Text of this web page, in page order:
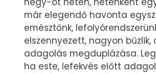
már elegendő havonta
emésztőnk,
elszennyezett, nagyon
adagolás megduplázása.
ha este, lefekvés előtt